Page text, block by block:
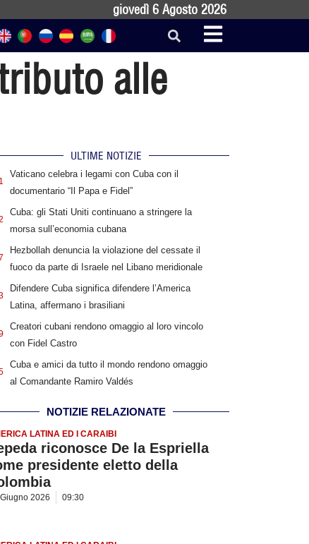
giovedì 6 Agosto 2026
alle
ULTIME NOTIZIE
Vaticano celebra i legami con Cuba con il
documentario “Il Papa e Fidel”
Cuba: gli Stati Uniti continuano a stringere la
morsa sull’economia cubana
Hezbollah denuncia la violazione del cessate il
fuoco da parte di Israele nel Libano meridionale
Difendere Cuba significa difendere l’America
Latina, affermano i brasiliani
Creatori cubani rendono omaggio al loro vincolo
con Fidel Castro
Cuba e amici da tutto il mondo rendono omaggio
al Comandante Ramiro Valdés
NOTIZIE RELAZIONATE
LATINA ED I CARAIBI
riconosce De la Espriella
presidente eletto della
2026 09:30